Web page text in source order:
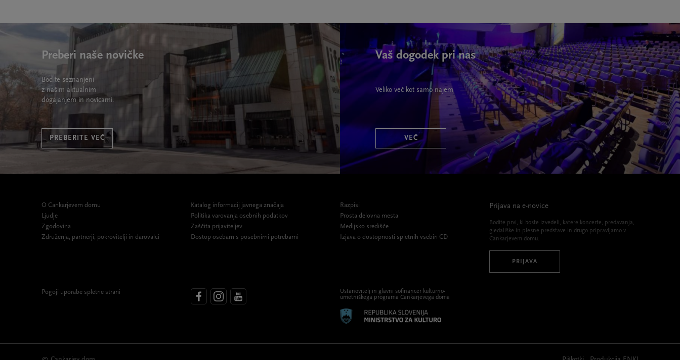
Preberi naše novičke
Bodite seznanjeni
z našim aktualnim
dogajanjem in novicami.
PREBERITE VEČ
Vaš dogodek pri nas
Veliko več kot samo najem
VEČ
O Cankarjevem domu
Ljudje
Zgodovina
Združenja, partnerji, pokrovitelji in darovalci
Katalog informacij javnega značaja
Politika varovanja osebnih podatkov
Zaščita prijaviteljev
Dostop osebam s posebnimi potrebami
Razpisi
Prosta delovna mesta
Medijsko središče
Izjava o dostopnosti spletnih vsebin CD
Prijava na e-novice
Bodite prvi, ki boste izvedeli, katere koncerte, predavanja,
gledališke in plesne predstave in drugo pripravljamo v
Cankarjevem domu.
PRIJAVA
Pogoji uporabe spletne strani
Ustanovitelj in glavni sofinancer kulturno-
umetniškega programa Cankarjevega doma